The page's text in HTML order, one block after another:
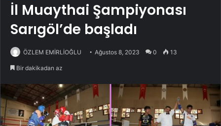
İl Muaythai Şampiyonası
Sarıgöl’de başladı
ÖZLEM EMİRLİOĞLU Ağustos 8, 2023 0 13
Bir dakikadan az